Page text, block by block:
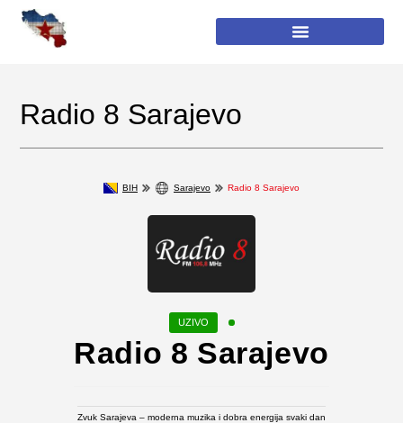
Radio 8 Sarajevo
BIH Sarajevo Radio 8 Sarajevo
Radio 8 Sarajevo
Zvuk Sarajeva – moderna muzika i dobra energija svaki dan